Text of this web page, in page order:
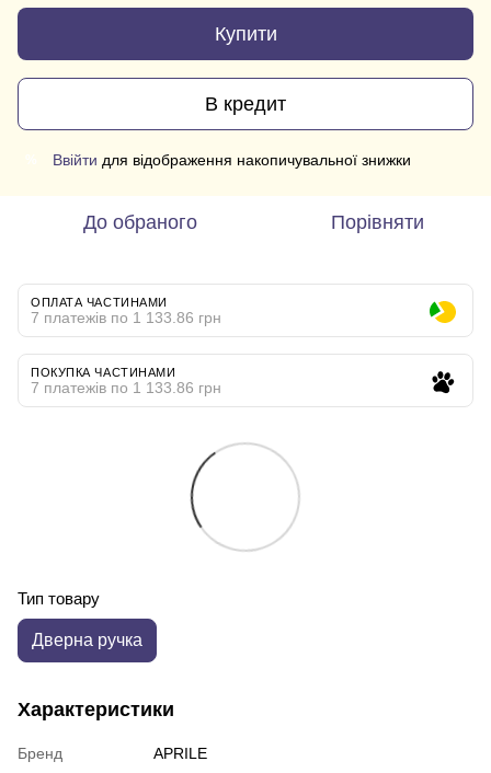
Купити
В кредит
Ввійти для відображення накопичувальної знижки
До обраного Порівняти
ОПЛАТА ЧАСТИНАМИ
7 платежів по 1 133.86 грн
ПОКУПКА ЧАСТИНАМИ
7 платежів по 1 133.86 грн
Тип товару
Дверна ручка
Характеристики
Бренд
APRILE